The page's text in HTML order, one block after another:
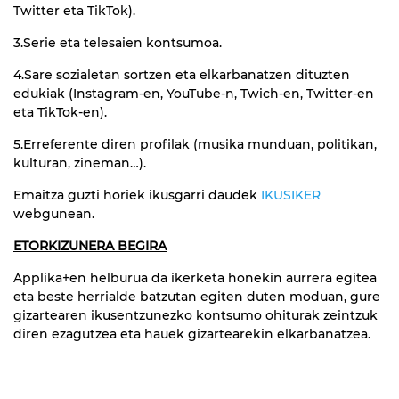
Twitter eta TikTok).
3.Serie eta telesaien kontsumoa.
4.Sare sozialetan sortzen eta elkarbanatzen dituzten
edukiak (Instagram-en, YouTube-n, Twich-en, Twitter-en
eta TikTok-en).
5.Erreferente diren profilak (musika munduan, politikan,
kulturan, zineman…).
Emaitza guzti horiek ikusgarri daudek IKUSIKER
webgunean.
ETORKIZUNERA BEGIRA
Applika+en helburua da ikerketa honekin aurrera egitea
eta beste herrialde batzutan egiten duten moduan, gure
gizartearen ikusentzunezko kontsumo ohiturak zeintzuk
diren ezagutzea eta hauek gizartearekin elkarbanatzea.